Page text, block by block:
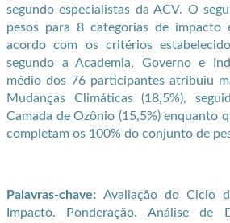
segundo especialistas da ACV. O
pesos para 8 categorias de
acordo com os critérios
segundo a Academia, Governo e
médio dos 76 participantes atribuiu
Mudanças Climáticas (18,5%),
Camada de Ozônio (15,5%) enquanto
completam os 100% do conjunto de
Palavras-chave: Avaliação do Ciclo
Impacto. Ponderação. Análise de